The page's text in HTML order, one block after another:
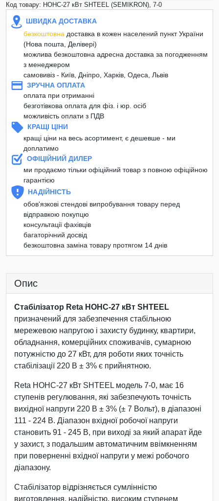
Код товару: НОНС-27 кВт SHTEEL (SEMIKRON), 7-0
ШВИДКА ДОСТАВКА
безкоштовна доставка в кожен населений пункт України
(Нова пошта, Делівері)
можлива безкоштовна адресна доставка за погодженням
з менеджером
самовивіз - Київ, Дніпро, Харків, Одеса, Львів
ЗРУЧНА ОПЛАТА
оплата при отриманні
безготівкова оплата для фіз. і юр. осіб
можливість оплати з ПДВ
КРАЩІ ЦІНИ
кращі ціни на весь асортимент, є дешевше - ми
доплатимо
ОФІЦІЙНИЙ ДИЛЕР
ми продаємо тільки офіційний товар з повною офіційною
гарантією
НАДІЙНІСТЬ
обов'язкові стендові випробування товару перед
відправкою покупцю
консультації фахівців
багаторічний досвід
безкоштовна заміна товару протягом 14 днів
Опис
Стабілізатор Reta НОНС-27 кВт SHTEEL
призначений для забезпечення стабільною
мережевою напругою і захисту будинку, квартири,
обладнання, комерційних споживачів, сумарною
потужністю до 27 кВт, для роботи яких точність
стабілізації 220 В ± 3% є прийнятною.
Reta НОНС-27 кВт SHTEEL модель 7-0, має 16
ступенів регулювання, які забезпечують точність
вихідної напруги 220 В ± 3% (± 7 Вольт), в діапазоні
111 - 224 В. Діапазон вхідної робочої напруги
становить 91 - 245 В, при виході за який апарат йде
у захист, з подальшим автоматичним ввімкненням
при поверненні вхідної напруги у межі робочого
діапазону.
Стабілізатор відрізняється сумлінністю
виготовлення, надійністю, високим ступенем